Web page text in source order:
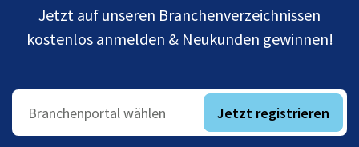
Jetzt auf unseren Branchenverzeichnissen
kostenlos anmelden & Neukunden gewinnen!
Branchenportal wählen Jetzt registrieren